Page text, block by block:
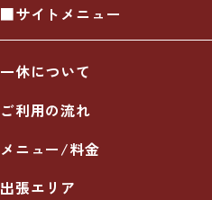
■サイトメニュー
一休について
ご利用の流れ
メニュー/料金
出張エリア